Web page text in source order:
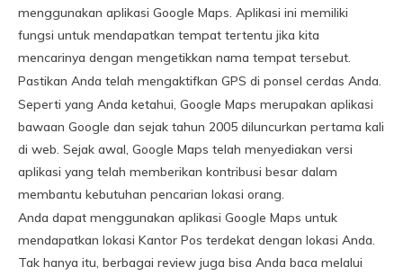
menggunakan aplikasi Google Maps. Aplikasi ini memiliki
fungsi untuk mendapatkan tempat tertentu jika kita
mencarinya dengan mengetikkan nama tempat tersebut.
Pastikan Anda telah mengaktifkan GPS di ponsel cerdas Anda.
Seperti yang Anda ketahui, Google Maps merupakan aplikasi
bawaan Google dan sejak tahun 2005 diluncurkan pertama kali
di web. Sejak awal, Google Maps telah menyediakan versi
aplikasi yang telah memberikan kontribusi besar dalam
membantu kebutuhan pencarian lokasi orang.
Anda dapat menggunakan aplikasi Google Maps untuk
mendapatkan lokasi Kantor Pos terdekat dengan lokasi Anda.
Tak hanya itu, berbagai review juga bisa Anda baca melalui